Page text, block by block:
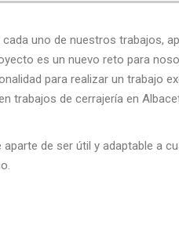
cada uno de nuestros trabajos,
es un nuevo reto para
para realizar un trabajo
trabajos de cerrajería en
de ser útil y adaptable a